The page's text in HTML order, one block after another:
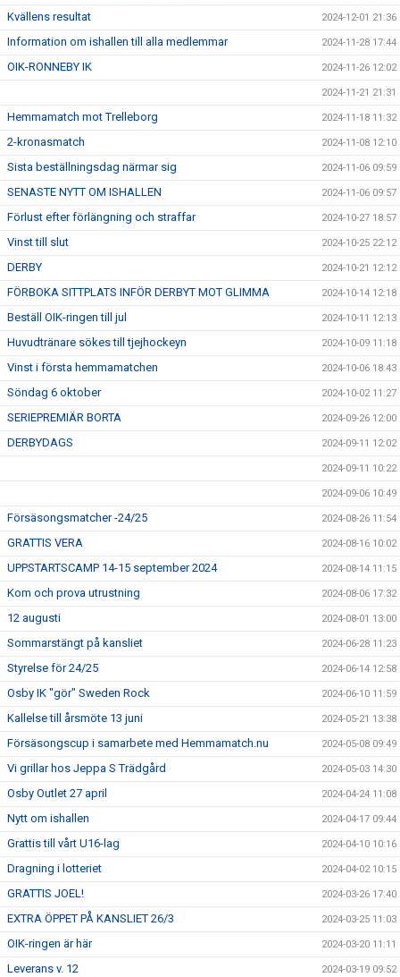
Kvällens resultat 2024-12-01 21:36
Information om ishallen till alla medlemmar 2024-11-28 17:44
OIK-RONNEBY IK 2024-11-26 12:02
2024-11-21 21:31
Hemmamatch mot Trelleborg 2024-11-18 11:32
2-kronasmatch 2024-11-08 12:10
Sista beställningsdag närmar sig 2024-11-06 09:59
SENASTE NYTT OM ISHALLEN 2024-11-06 09:57
Förlust efter förlängning och straffar 2024-10-27 18:57
Vinst till slut 2024-10-25 22:12
DERBY 2024-10-21 12:12
FÖRBOKA SITTPLATS INFÖR DERBYT MOT GLIMMA 2024-10-14 12:18
Beställ OIK-ringen till jul 2024-10-11 12:13
Huvudtränare sökes till tjejhockeyn 2024-10-09 11:18
Vinst i första hemmamatchen 2024-10-06 18:43
Söndag 6 oktober 2024-10-02 11:27
SERIEPREMIÄR BORTA 2024-09-26 12:00
DERBYDAGS 2024-09-11 12:02
2024-09-11 10:22
2024-09-06 10:49
Försäsongsmatcher -24/25 2024-08-26 11:54
GRATTIS VERA 2024-08-16 10:02
UPPSTARTSCAMP 14-15 september 2024 2024-08-14 11:15
Kom och prova utrustning 2024-08-06 17:32
12 augusti 2024-08-01 13:00
Sommarstängt på kansliet 2024-06-28 11:23
Styrelse för 24/25 2024-06-14 12:58
Osby IK "gör" Sweden Rock 2024-06-10 11:59
Kallelse till årsmöte 13 juni 2024-05-21 13:38
Försäsongscup i samarbete med Hemmamatch.nu 2024-05-08 09:49
Vi grillar hos Jeppa S Trädgård 2024-05-03 14:30
Osby Outlet 27 april 2024-04-24 11:08
Nytt om ishallen 2024-04-17 09:44
Grattis till vårt U16-lag 2024-04-10 10:16
Dragning i lotteriet 2024-04-02 10:15
GRATTIS JOEL! 2024-03-26 17:40
EXTRA ÖPPET PÅ KANSLIET 26/3 2024-03-25 11:03
OIK-ringen är här 2024-03-20 11:11
Leverans v. 12 2024-03-19 09:52